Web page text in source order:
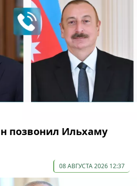
позвонил Ильхаму
08 АВГУСТА 2026 12:37